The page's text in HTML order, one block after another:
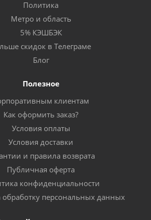
Политика
Метро и область
5% КЭШБЭК
скидок в Телеграме
Блог
Полезное
клиентам
Как оформить заказ?
Условия оплаты
Условия доставки
и правила возврата
Публичная оферта
конфиденциальности
обработку персональных данных